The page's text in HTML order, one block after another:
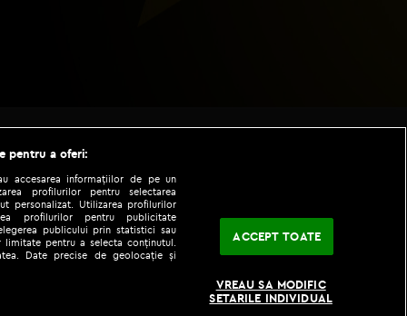
pentru a oferi:
accesarea informațiilor de pe un
profilurilor pentru selectarea
personalizat. Utilizarea profilurilor
profilurilor pentru publicitate
publicului prin statistici sau
pentru a selecta conținutul.
Date precise de geolocație și
ACCEPT TOATE
VREAU SA MODIFIC
SETARILE INDIVIDUAL